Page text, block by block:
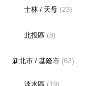
士林 / 天母 (23)
北投區 (8)
新北市 / 基隆市(62)
淡水區 (19)